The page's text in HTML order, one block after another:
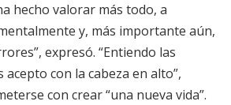
hecho valorar más todo, a
y, más importante aún,
expresó. “Entiendo las
acepto con la cabeza en alto”,
con crear “una nueva vida”.